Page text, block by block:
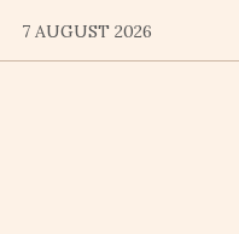
7 AUGUST 2026